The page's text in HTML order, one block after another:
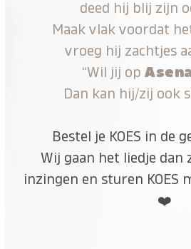
deed hij blij zijn
Maak vlak voordat
vroeg hij zachtjes
“Wil jij op
Dan kan hij/zij ook
Bestel je KOES in de
Wij gaan het liedje dan
inzingen en sturen KOES
❤️